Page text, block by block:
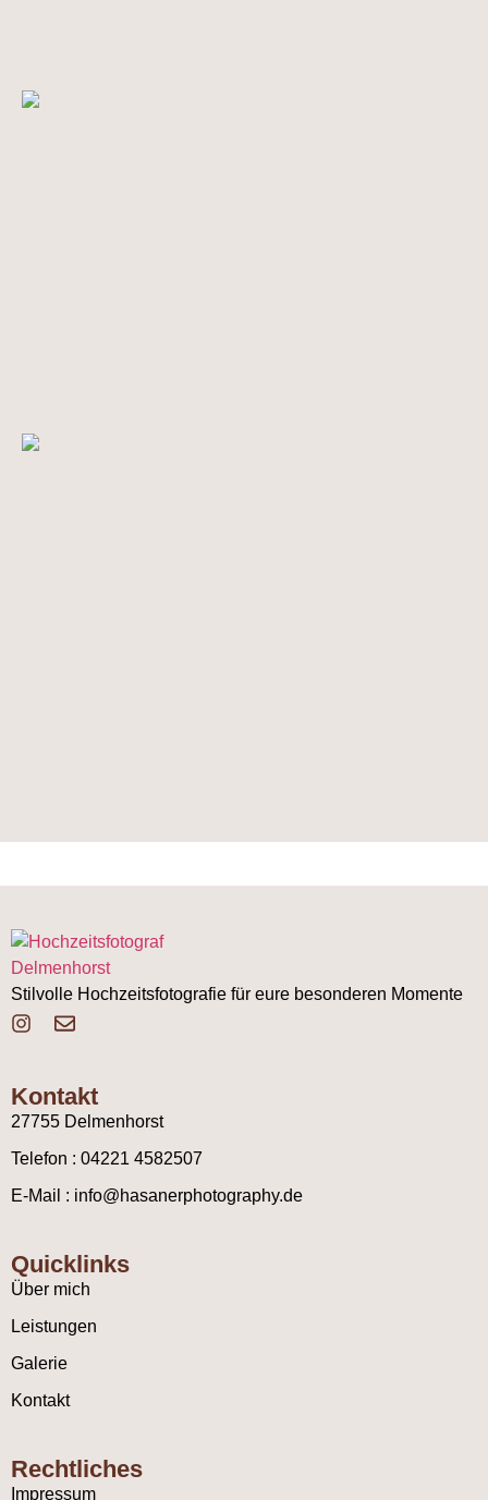
Stilvolle Hochzeitsfotografie für eure besonderen Momente
Kontakt
27755 Delmenhorst
Telefon : 04221 4582507
E-Mail : info@hasanerphotography.de
Quicklinks
Über mich
Leistungen
Galerie
Kontakt
Rechtliches
Impressum